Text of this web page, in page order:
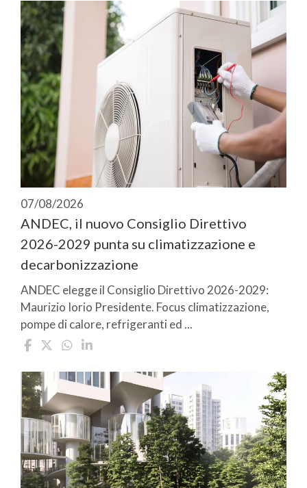
07/08/2026
ANDEC, il nuovo Consiglio Direttivo
2026-2029 punta su climatizzazione e
decarbonizzazione
ANDEC elegge il Consiglio Direttivo 2026-2029:
Maurizio Iorio Presidente. Focus climatizzazione,
pompe di calore, refrigeranti ed ...